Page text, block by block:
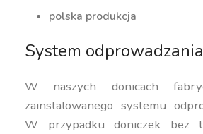
polska produkcja
System
W naszych donicach
zainstalowanego systemu
W przypadku doniczek bez